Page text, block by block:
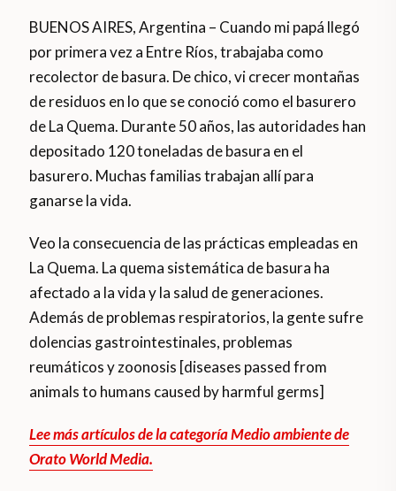
BUENOS AIRES, Argentina – Cuando mi papá llegó
por primera vez a Entre Ríos, trabajaba como
recolector de basura. De chico, vi crecer montañas
de residuos en lo que se conoció como el basurero
de La Quema. Durante 50 años, las autoridades han
depositado 120 toneladas de basura en el
basurero. Muchas familias trabajan allí para
ganarse la vida.
Veo la consecuencia de las prácticas empleadas en
La Quema. La quema sistemática de basura ha
afectado a la vida y la salud de generaciones.
Además de problemas respiratorios, la gente sufre
dolencias gastrointestinales, problemas
reumáticos y zoonosis [diseases passed from
animals to humans caused by harmful germs]
Lee más artículos de la categoría Medio ambiente de
Orato World Media.